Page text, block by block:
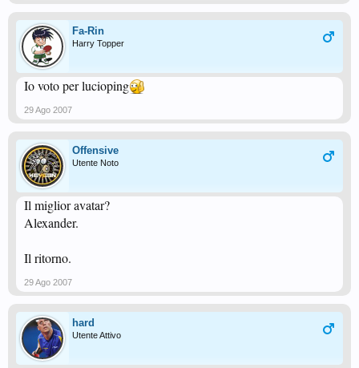
Fa-Rin
Harry Topper
Io voto per lucioping
29 Ago 2007
Offensive
Utente Noto
Il miglior avatar?
Alexander.
Il ritorno.
29 Ago 2007
hard
Utente Attivo